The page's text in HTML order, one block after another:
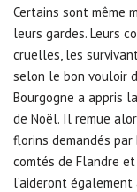
Certains sont même
leurs gardes. Leurs
cruelles, les
selon le bon vouloir
Bourgogne a appris
de Noël. Il remue
florins demandés
comtés de Flandre
l’aideront